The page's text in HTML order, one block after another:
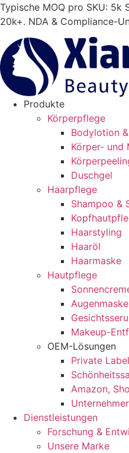
Zum
Inhalt
springen
Typische MOQ pro SKU: 5k
20k+. NDA & Compliance-
Produkte
Körperpflege
Bodylotion
Körper- und
Duschgel
Haarpflege
Shampoo &
Haarstyling
Haaröl
Haarmaske
Hautpflege
Makeup-
OEM-Lösungen
Private
Amazon,
Dienstleistungen
Forschung &
Unsere Marke